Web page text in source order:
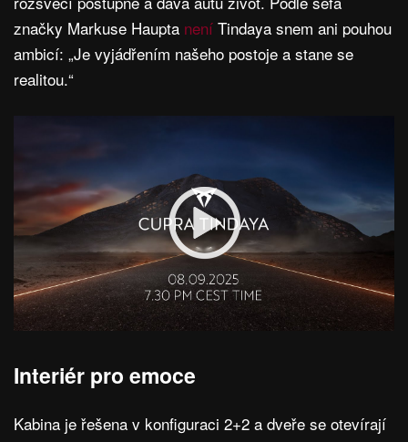
značky Markuse Haupta není Tindaya snem ani pouhou
ambicí: „Je vyjádřením našeho postoje a stane se
realitou.“
Interiér pro emoce
Kabina je řešena v konfiguraci 2+2 a dveře se otevírají